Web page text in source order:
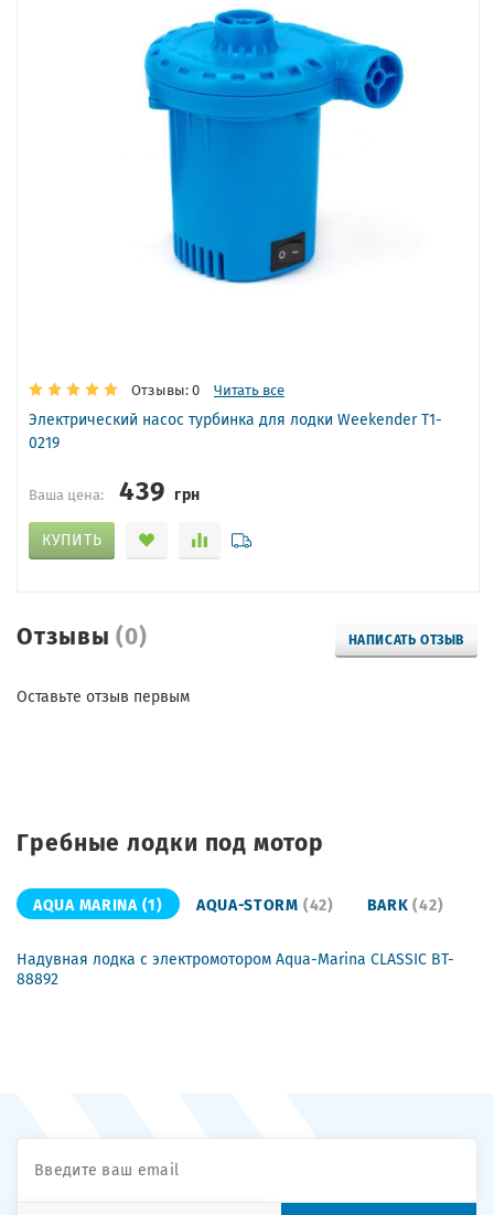
Отзывы(0) НАПИСАТЬ ОТЗЫВ
Оставьте отзыв первым
Отзывы: 0 Читать все
Электрический насос турбинка для лодки Weekender T1-
0219
Ваша цена: 439 грн
КУПИТЬ
Гребные лодки под мотор
AQUA MARINA(1) AQUA-STORM (42) BARK (42)
Надувная лодка с электромотором Aqua-Marina CLASSIC BT-
88892